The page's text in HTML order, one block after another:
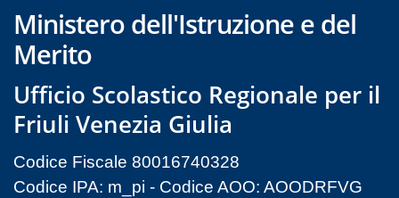
Ministero dell'Istruzione e del
Merito
Ufficio Scolastico Regionale per il
Friuli Venezia Giulia
Codice Fiscale 80016740328
Codice IPA: m_pi - Codice AOO: AOODRFVG